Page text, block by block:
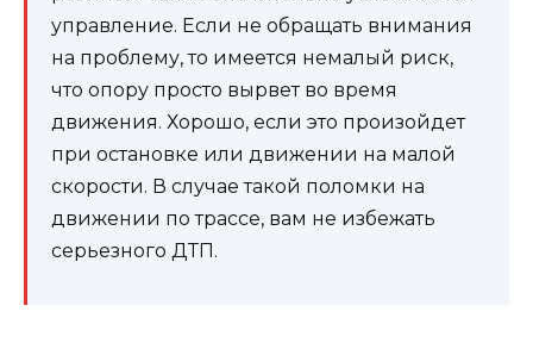
управление. Если не обращать внимания
на проблему, то имеется немалый риск,
что опору просто вырвет во время
движения. Хорошо, если это произойдет
при остановке или движении на малой
скорости. В случае такой поломки на
движении по трассе, вам не избежать
серьезного ДТП.